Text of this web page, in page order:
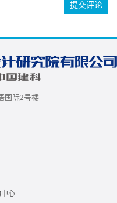
提交评论
国际2号楼
心